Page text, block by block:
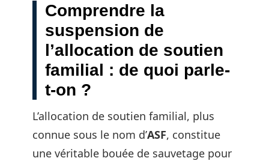
Comprendre la
suspension de
l’allocation de soutien
familial : de quoi parle-
t-on ?
L’allocation de soutien familial, plus
connue sous le nom d’ASF, constitue
une véritable bouée de sauvetage pour